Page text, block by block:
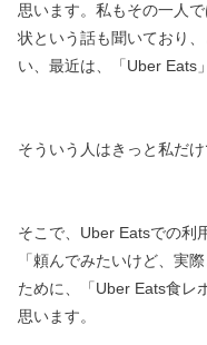
思います。 私もその一人
状という話も聞いており、
い、 最近は、「Uber Eats
そういう人はきっと私だけ
そこで、Uber Eatsでの利
「頼んでみたいけど、実
ために、
「Uber Eats食レ
思います。